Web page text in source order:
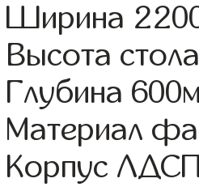
Ширина
Высота
Глубина
Материал
Корпус